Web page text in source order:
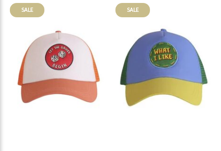
SALE SALE